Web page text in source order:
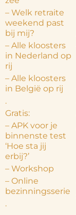
– Welk retraite
weekend past
bij mij?
– Alle kloosters
in Nederland op
rij
– Alle kloosters
in België op rij
.
Gratis:
– APK voor je
binnenste test
‘Hoe sta jij
erbij?’
– Workshop
– Online
bezinningsserie
.